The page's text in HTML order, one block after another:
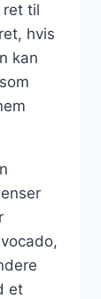
ret til
hvis
kan
et